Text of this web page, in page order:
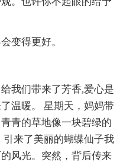
变得更好。
我们带来了芳香,爱心是
温暖。 星期天，妈妈带
青的草地像一块碧绿的
来了美丽的蝴蝶仙子我
风光。突然，背后传来